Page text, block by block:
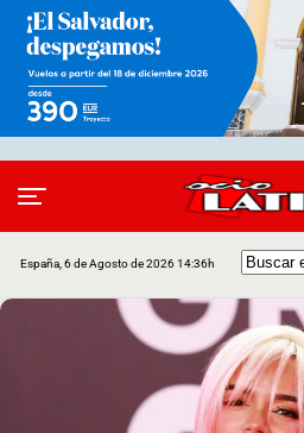
España, 6 de Agosto de 2026 14:36h